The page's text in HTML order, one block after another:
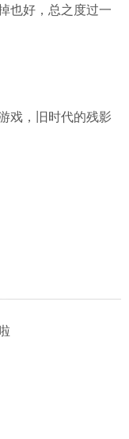
也好，总之度过一
戏，旧时代的残影